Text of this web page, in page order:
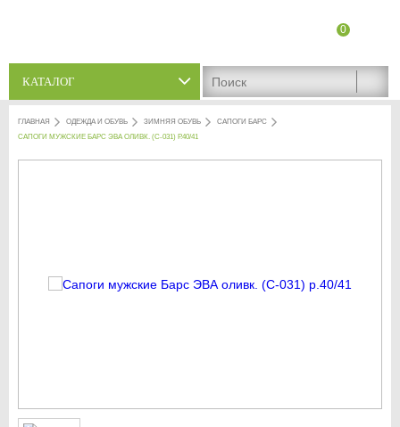
0
КАТАЛОГ
ГЛАВНАЯ ОДЕЖДА И ОБУВЬ ЗИМНЯЯ ОБУВЬ
САПОГИ БАРС
САПОГИ МУЖСКИЕ БАРС ЭВА ОЛИВК. (С-031) Р.40/41